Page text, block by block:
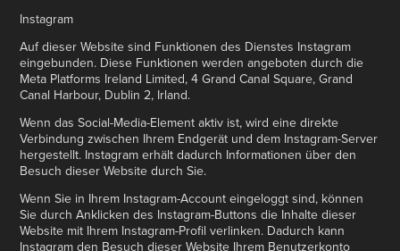
Instagram
Auf dieser Website sind Funktionen des Dienstes Instagram
eingebunden. Diese Funktionen werden angeboten durch die
Meta Platforms Ireland Limited, 4 Grand Canal Square, Grand
Canal Harbour, Dublin 2, Irland.
Wenn das Social-Media-Element aktiv ist, wird eine direkte
Verbindung zwischen Ihrem Endgerät und dem Instagram-Server
hergestellt. Instagram erhält dadurch Informationen über den
Besuch dieser Website durch Sie.
Wenn Sie in Ihrem Instagram-Account eingeloggt sind, können
Sie durch Anklicken des Instagram-Buttons die Inhalte dieser
Website mit Ihrem Instagram-Profil verlinken. Dadurch kann
Instagram den Besuch dieser Website Ihrem Benutzerkonto